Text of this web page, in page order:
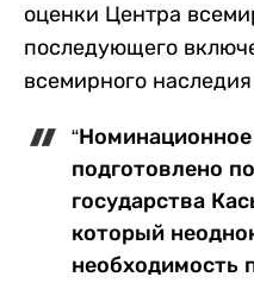
оценки Центра
последующего
всемирного
подготовлено
государства
который
необходимость